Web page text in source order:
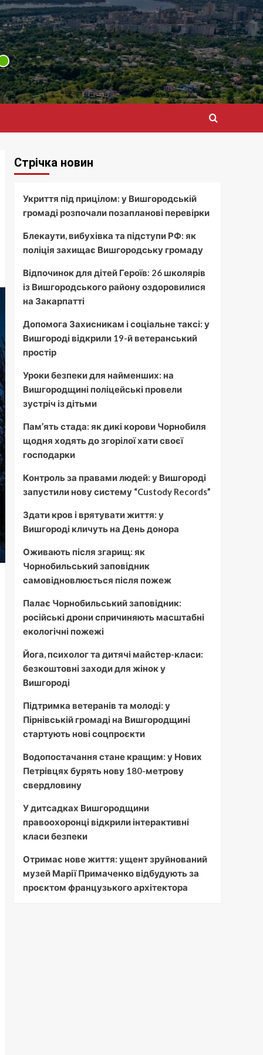
Стрічка новин
Укриття під прицілом: у Вишгородській
громаді розпочали позапланові перевірки
Блекаути, вибухівка та підступи РФ: як
поліція захищає Вишгородську громаду
Відпочинок для дітей Героїв: 26 школярів
із Вишгородського району оздоровилися
на Закарпатті
Допомога Захисникам і соціальне таксі: у
Вишгороді відкрили 19-й ветеранський
простір
Уроки безпеки для найменших: на
Вишгородщині поліцейські провели
зустріч із дітьми
Пам’ять стада: як дикі корови Чорнобиля
щодня ходять до згорілої хати своєї
господарки
Контроль за правами людей: у Вишгороді
запустили нову систему “Custody Records”
Здати кров і врятувати життя: у
Вишгороді кличуть на День донора
Оживають після згарищ: як
Чорнобильський заповідник
самовідновлюється після пожеж
Палає Чорнобильський заповідник:
російські дрони спричиняють масштабні
екологічні пожежі
Йога, психолог та дитячі майстер-класи:
безкоштовні заходи для жінок у
Вишгороді
Підтримка ветеранів та молоді: у
Пірнівській громаді на Вишгородщині
стартують нові соцпроєкти
Водопостачання стане кращим: у Нових
Петрівцях бурять нову 180-метрову
свердловину
У дитсадках Вишгородщини
правоохоронці відкрили інтерактивні
класи безпеки
Отримає нове життя: ущент зруйнований
музей Марії Примаченко відбудують за
проєктом французького архітектора